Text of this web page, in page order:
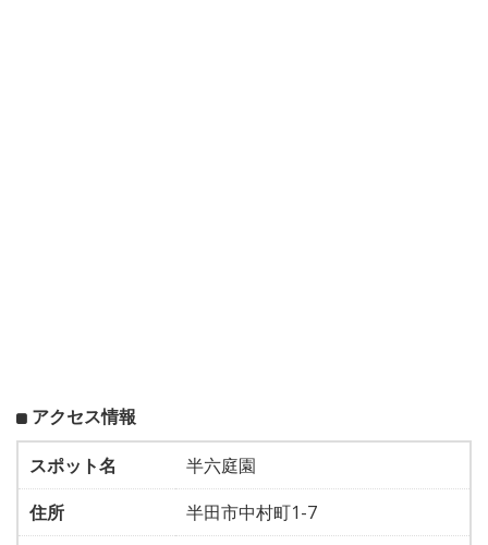
アクセス情報
スポット名
半六庭園
住所
半田市中村町1-7